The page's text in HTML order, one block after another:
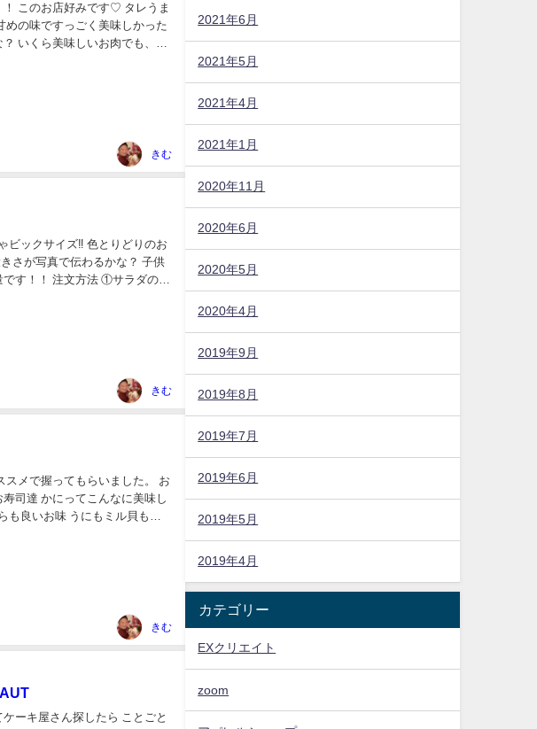
このお店好みです♡ タレうま
の味ですっごく美味しかった
いくら美味しいお肉でも、タ
きむ
ビックサイズ‼︎ 色とりどりのお
さが写真で伝わるかな？ 子供
す！！ 注文方法 ①サラダの種
きむ
スメで握ってもらいました。 お
司達 かにってこんなに美味し
良いお味 うにもミル貝もも
きむ
ーキ屋さん探したら ことごと
2021年6月
2021年5月
2021年4月
2021年1月
2020年11月
2020年6月
2020年5月
2020年4月
2019年9月
2019年8月
2019年7月
2019年6月
2019年5月
2019年4月
カテゴリー
EXクリエイト
zoom